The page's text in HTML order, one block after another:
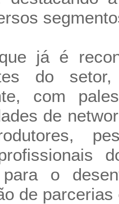
já é
do
com
de
o
de